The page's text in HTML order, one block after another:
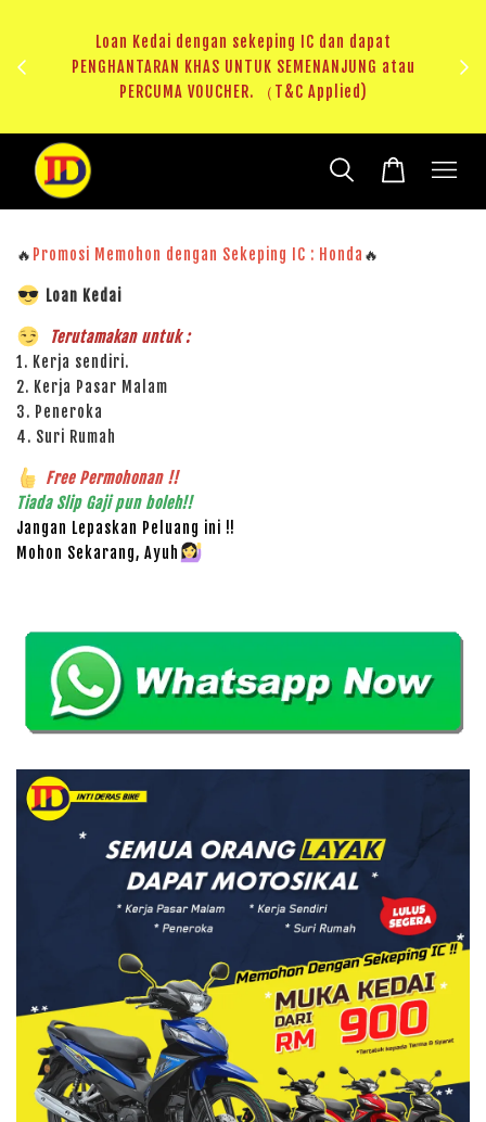
Loan Kedai dengan sekeping IC dan dapat
PENGHANTARAN KHAS UNTUK SEMENANJUNG atau
PERCUMA VOUCHER. （T&C Applied)
🔥 Promosi Memohon dengan Sekeping IC : Honda 🔥
Loan Kedai
Terutamakan untuk :
1. Kerja sendiri.
2. Kerja Pasar Malam
3. Peneroka
4. Suri Rumah
Free Permohonan !!
Tiada Slip Gaji pun boleh!!
Jangan Lepaskan Peluang ini !!
Mohon Sekarang, Ayuh